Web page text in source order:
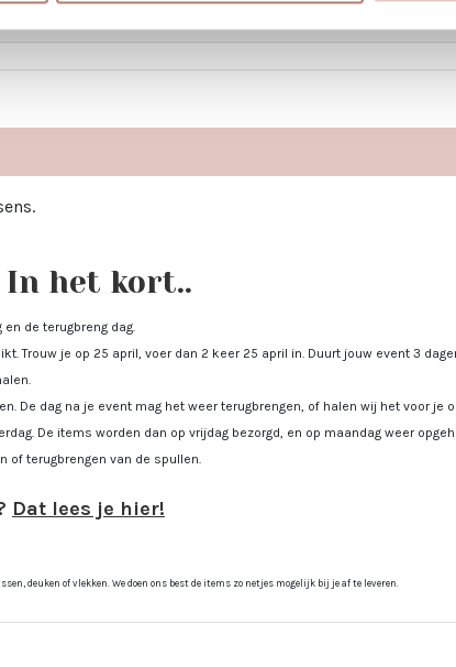
45 cm
het kort..
de terugbreng dag.
Trouw je op 25 april, voer dan 2 keer 25 april in. Duurt jouw event 3
De dag na je event mag het weer terugbrengen, of halen wij het voor je
De items worden dan op vrijdag bezorgd, en op maandag weer
of terugbrengen van de spullen.
Dat lees je hier!
deuken of vlekken. We doen ons best de items zo netjes mogelijk bij je af te leveren.